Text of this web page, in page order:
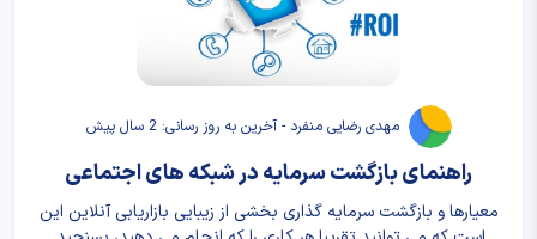
مهدی رضایی منفرد - آخرین به روز رسانی: 2 سال پیش
راهنمای بازگشت سرمایه در شبکه های اجتماعی
معیارها و بازگشت سرمایه گذاری بخشی از زیبایی بازاریابی آنلاین این